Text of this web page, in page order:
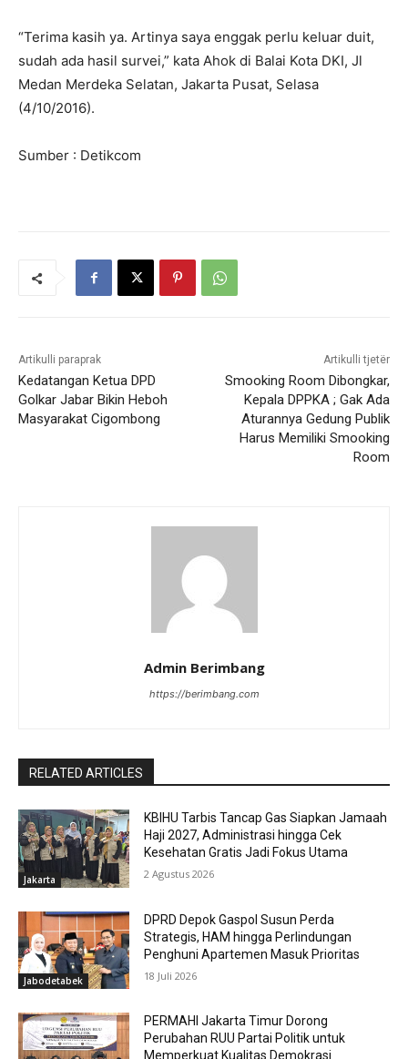
“Terima kasih ya. Artinya saya enggak perlu keluar duit,
sudah ada hasil survei,” kata Ahok di Balai Kota DKI, Jl
Medan Merdeka Selatan, Jakarta Pusat, Selasa
(4/10/2016).
Sumber : Detikcom
Artikulli paraprak
Kedatangan Ketua DPD
Golkar Jabar Bikin Heboh
Masyarakat Cigombong
Artikulli tjetër
Smooking Room Dibongkar,
Kepala DPPKA ; Gak Ada
Aturannya Gedung Publik
Harus Memiliki Smooking
Room
Admin Berimbang
https://berimbang.com
RELATED ARTICLES
Jakarta
KBIHU Tarbis Tancap Gas Siapkan Jamaah
Haji 2027, Administrasi hingga Cek
Kesehatan Gratis Jadi Fokus Utama
2 Agustus 2026
Jabodetabek
DPRD Depok Gaspol Susun Perda
Strategis, HAM hingga Perlindungan
Penghuni Apartemen Masuk Prioritas
18 Juli 2026
PERMAHI Jakarta Timur Dorong
Perubahan RUU Partai Politik untuk
Memperkuat Kualitas Demokrasi